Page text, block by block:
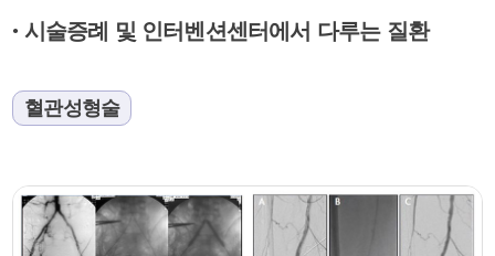
● 시술증례 및 인터벤션센터에서 다루는 질환
혈관성형술